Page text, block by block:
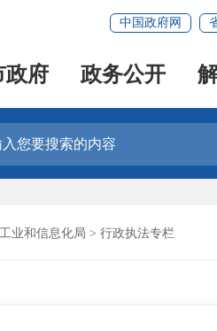
中国政府网
政府 政务公开
工业和信息化局 > 行政执法专栏